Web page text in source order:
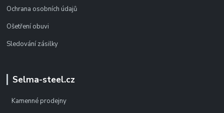
Ochrana osobních údajů
Ošetření obuvi
Sledování zásilky
Selma-steel.cz
Kamenné prodejny